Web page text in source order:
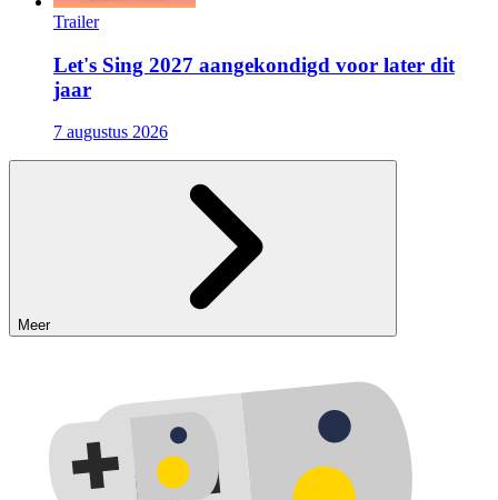
Trailer
Let's Sing 2027 aangekondigd voor later dit
jaar
7 augustus 2026
Meer